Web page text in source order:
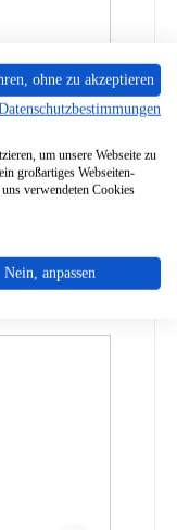
B
ohne zu akzeptieren
um unsere Webseite zu
großartiges Webseiten-
verwendeten Cookies
Nein, anpassen